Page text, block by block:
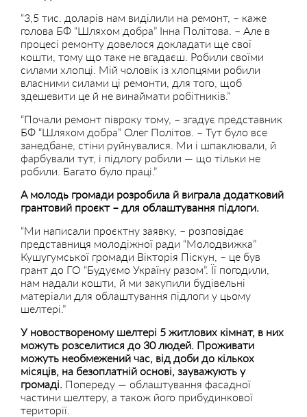
“3,5 тис. доларів нам виділили на ремонт, – каже
голова БФ “Шляхом добра” Інна Політова. – Але в
процесі ремонту довелося докладати ще свої
кошти, тому що таке не вгадаєш. Робили своїми
силами хлопці. Мій чоловік із хлопцями робили
власними силами ці ремонти, для того, щоб
здешевити це й не винаймати робітників.”
“Почали ремонт півроку тому, – згадує представник
БФ “Шляхом добра” Олег Політов. – Тут було все
занедбане, стіни руйнувалися. Ми і шпаклювали, й
фарбували тут, і підлогу робили — що тільки не
робили. Багато було праці.”
А молодь громади розробила й виграла додатковий
грантовий проєкт – для облаштування підлоги.
“Ми написали проєктну заявку, – розповідає
представниця молодіжної ради “Молодвижка”
Кушугумської громади Вікторія Піскун, – це був
грант до ГО “Будуємо Україну разом”. Її погодили,
нам надали кошти, й ми закупили будівельні
матеріали для облаштування підлоги у цьому
шелтері.”
У новоствореному шелтері 5 житлових кімнат, в них
можуть розселитися до 30 людей. Проживати
можуть необмежений час, від доби до кількох
місяців, на безоплатній основі, зауважують у
громаді. Попереду — облаштування фасадної
частини шелтеру, а також його прибудинкової
території.